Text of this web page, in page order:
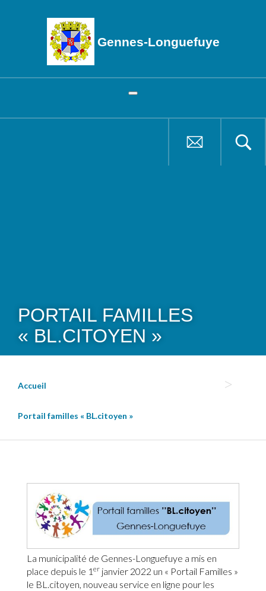
Gennes-Longuefuye
PORTAIL FAMILLES
« BL.CITOYEN »
Accueil
Portail familles « BL.citoyen »
La municipalité de Gennes-Longuefuye a mis en
place depuis le 1 er janvier 2022 un « Portail Familles »
le BL.citoyen, nouveau service en ligne pour les